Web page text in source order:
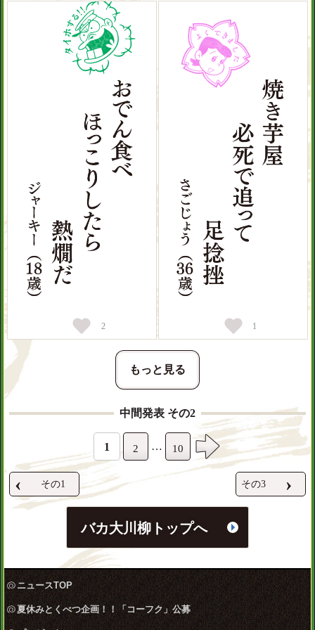
2 1
もっと見る
中間発表 その2
1 2 … 10
‹ その1 その3 ›
バカ大川柳トップへ
ニュースTOP
夏休みとくべつ企画！！「コーフク」公募